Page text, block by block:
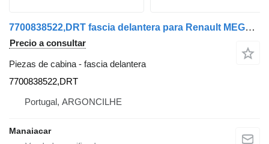
7700838522,DRT fascia delantera para Renault MEGANE Scenic (JA0/1_) | 96 - 01 coche
Precio a consultar
Piezas de cabina - fascia delantera
7700838522,DRT
Portugal, ARGONCILHE
Manaiacar